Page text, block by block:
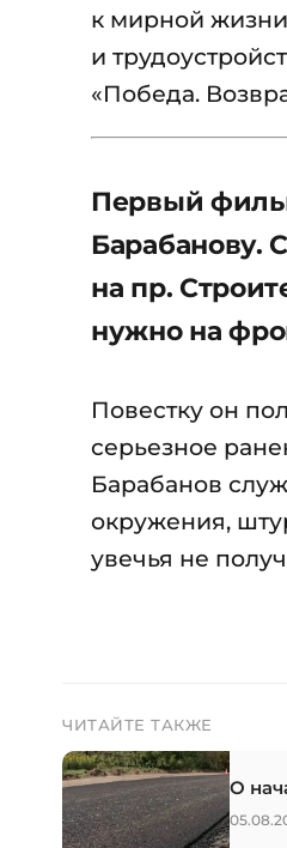
к мирной
и
«Победа.
Первый
Барабанову.
на пр.
нужно на
Повестку он
серьезное
Барабанов
окружения,
увечья не
ЧИТАЙТЕ ТАКЖЕ
О